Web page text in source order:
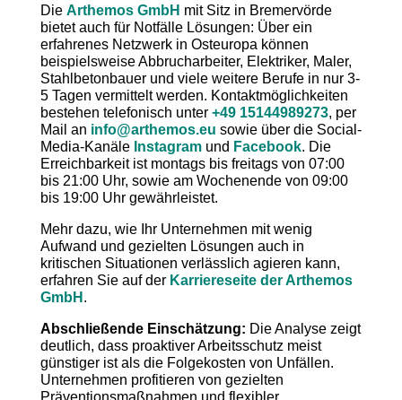
Die Arthemos GmbH mit Sitz in Bremervörde
bietet auch für Notfälle Lösungen: Über ein
erfahrenes Netzwerk in Osteuropa können
beispielsweise Abbrucharbeiter, Elektriker, Maler,
Stahlbetonbauer und viele weitere Berufe in nur 3-
5 Tagen vermittelt werden. Kontaktmöglichkeiten
bestehen telefonisch unter +49 15144989273, per
Mail an info@arthemos.eu sowie über die Social-
Media-Kanäle Instagramund Facebook. Die
Erreichbarkeit ist montags bis freitags von 07:00
bis 21:00 Uhr, sowie am Wochenende von 09:00
bis 19:00 Uhr gewährleistet.
Mehr dazu, wie Ihr Unternehmen mit wenig
Aufwand und gezielten Lösungen auch in
kritischen Situationen verlässlich agieren kann,
erfahren Sie auf der Karriereseite der Arthemos
GmbH .
Abschließende Einschätzung: Die Analyse zeigt
deutlich, dass proaktiver Arbeitsschutz meist
günstiger ist als die Folgekosten von Unfällen.
Unternehmen profitieren von gezielten
Präventionsmaßnahmen und flexibler